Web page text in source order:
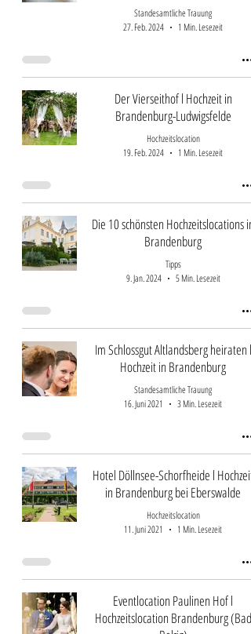
Standesamtliche Trauung
27. Feb. 2024
1 Min. Lesezeit
Der Vierseithof l Hochzeit in
Brandenburg-Ludwigsfelde
Hochzeitslocation
19. Feb. 2024
1 Min. Lesezeit
Die 10 schönsten Hochzeitslocations in
Brandenburg
Tipps
9. Jan. 2024
5 Min. Lesezeit
Im Schlossgut Altlandsberg heiraten l
Hochzeit in Brandenburg
Standesamtliche Trauung
16. Juni 2021
3 Min. Lesezeit
Hotel Döllnsee-Schorfheide l Hochzeit
in Brandenburg bei Eberswalde
Hochzeitslocation
11. Juni 2021
1 Min. Lesezeit
Eventlocation Paulinen Hof l
Hochzeitslocation Brandenburg (Bad